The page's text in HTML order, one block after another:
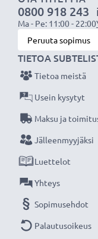
✔Säännöllinen
sisäänrakennettu
Sertifioitu
Tekniset tiedot:
Tuotemerkki
Jännite: 7.2V - 7.4V
Teknologia:
Mitat: 48.00 x
Väri: Musta
CELLONIC vara-
0800 918 243
Ma - Pe: 11:00 - 22:00
Peruuta sopimus
TIETOA
Tietoa meistä
Usein kysytyt
Maksu ja
Jälleenmyyjäksi
Luettelot
Yhteys
Sopimusehdot
Palautusoikeus